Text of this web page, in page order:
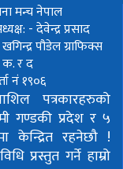
मन्च नेपाल
- देवेन्द्र प्रसाद
पौडेलग्राफिक्स
क. र द
नं १९०६
पत्रकारहरुको
गण्डकी प्रदेश र ५
केन्द्रित रहनेछौ !
प्रस्तुत गर्ने हाम्रो